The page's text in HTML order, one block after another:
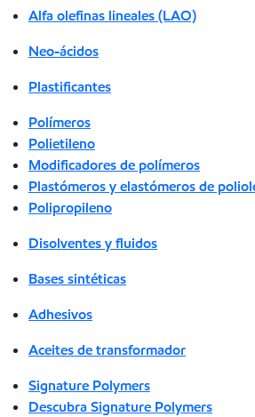
Alfa olefinas lineales (LAO)
Neo-ácidos
Plastificantes
Polímeros
Polietileno
Modificadores de polímeros
Plastómeros y elastómeros de
Polipropileno
Disolventes y fluidos
Bases sintéticas
Adhesivos
Aceites de transformador
Signature Polymers
Descubra Signature Polymers